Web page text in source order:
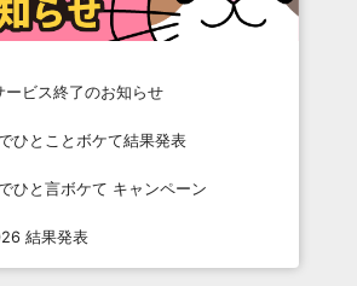
ビス終了のお知らせ
ひとことボケて結果発表
ひと言ボケて キャンペーン
結果発表